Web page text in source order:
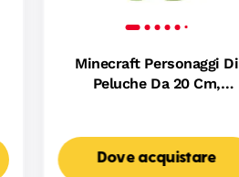
Minecraft Personaggi Di
Peluche Da 20 Cm,
Dove acquistare